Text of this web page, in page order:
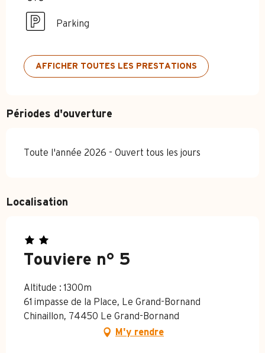
Parking
AFFICHER TOUTES LES PRESTATIONS
Périodes d'ouverture
Toute l'année 2026 - Ouvert tous les jours
Localisation
Touviere n° 5
Altitude : 1300m
61 impasse de la Place, Le Grand-Bornand
Chinaillon, 74450 Le Grand-Bornand
M'y rendre